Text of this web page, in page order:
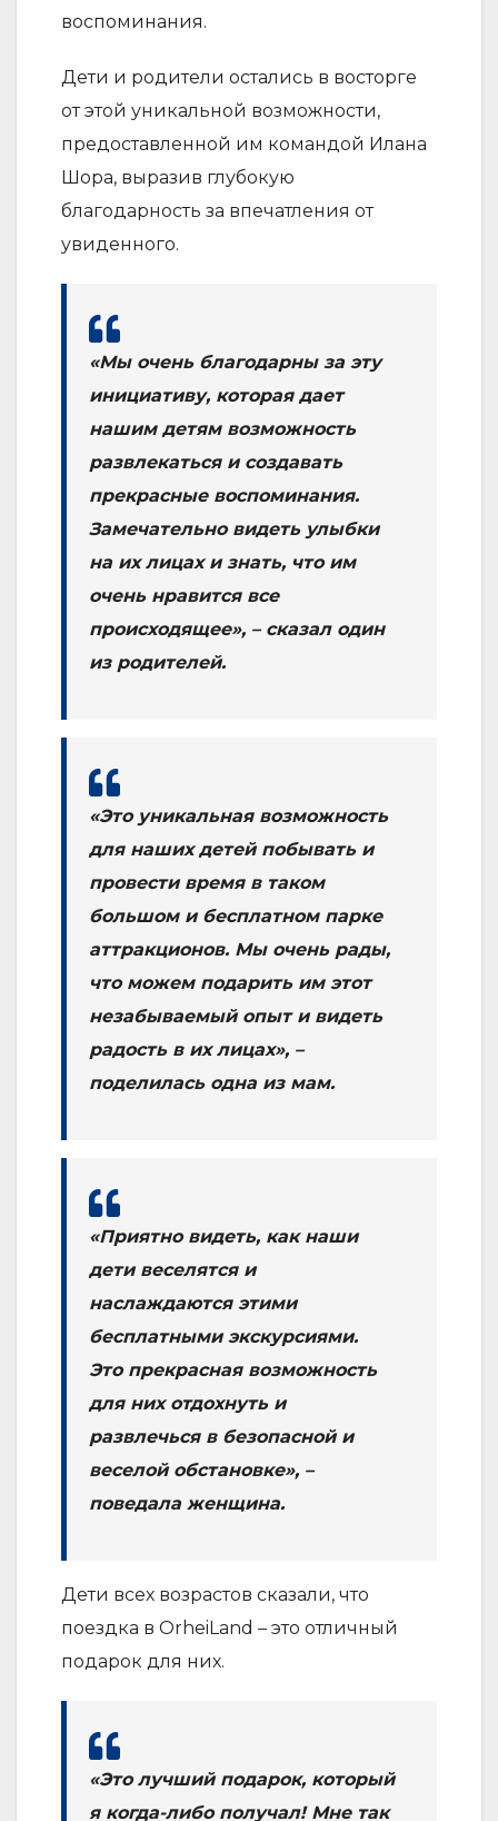
воспоминания.
Дети и родители остались в восторге
от этой уникальной возможности,
предоставленной им командой Илана
Шора, выразив глубокую
благодарность за впечатления от
увиденного.
«Мы очень благодарны за эту
инициативу, которая дает
нашим детям возможность
развлекаться и создавать
прекрасные воспоминания.
Замечательно видеть улыбки
на их лицах и знать, что им
очень нравится все
происходящее», – сказал один
из родителей.
«Это уникальная возможность
для наших детей побывать и
провести время в таком
большом и бесплатном парке
аттракционов. Мы очень рады,
что можем подарить им этот
незабываемый опыт и видеть
радость в их лицах», –
поделилась одна из мам.
«Приятно видеть, как наши
дети веселятся и
наслаждаются этими
бесплатными экскурсиями.
Это прекрасная возможность
для них отдохнуть и
развлечься в безопасной и
веселой обстановке», –
поведала женщина.
Дети всех возрастов сказали, что
поездка в OrheiLand – это отличный
подарок для них.
«Это лучший подарок, который
я когда-либо получал! Мне так